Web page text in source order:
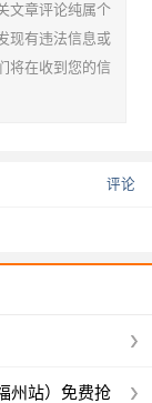
文章评论纯属个
现有违法信息或
将在收到您的信
评论
州站）免费抢